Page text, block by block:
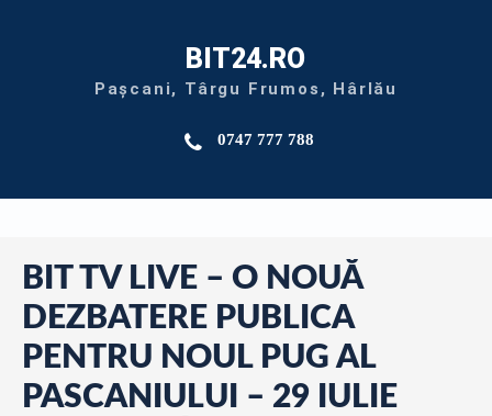
BIT24.RO
Pașcani, Târgu Frumos, Hârlău
0747 777 788
BIT TV LIVE – O NOUĂ
DEZBATERE PUBLICA
PENTRU NOUL PUG AL
PASCANIULUI – 29 IULIE